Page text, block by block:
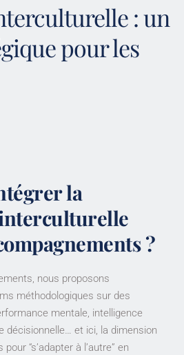
: un
pour les
la
?
nous proposons
méthodologiques sur des
mentale, intelligence
décisionnelle… et ici, la dimension
“s’adapter à l’autre” en